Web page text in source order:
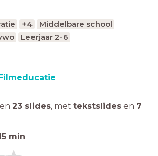
+4
Middelbare school
Leerjaar 2-6
23 slides, met tekstslides en 7
min